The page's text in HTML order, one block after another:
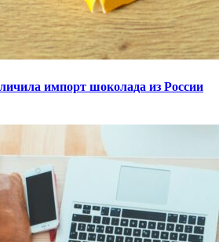
импорт шоколада из России